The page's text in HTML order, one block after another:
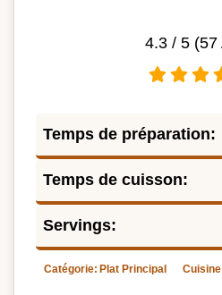
4.3/ 5 (57
Temps de préparation:
Temps de cuisson:
Servings:
Catégorie: Plat Principal